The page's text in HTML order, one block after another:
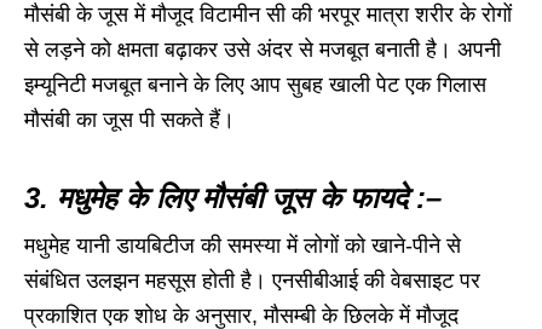
मौसंबी के जूस में मौजूद विटामीन सी की भरपूर मात्रा शरीर के रोगों
से लड़ने को क्षमता बढ़ाकर उसे अंदर से मजबूत बनाती है। अपनी
इम्यूनिटी मजबूत बनाने के लिए आप सुबह खाली पेट एक गिलास
मौसंबी का जूस पी सकते हैं।
3. मधुमेह के लिए मौसंबी जूस के फायदे :–
मधुमेह यानी डायबिटीज की समस्या में लोगों को खाने-पीने से
संबंधित उलझन महसूस होती है। एनसीबीआई की वेबसाइट पर
प्रकाशित एक शोध के अनुसार, मौसम्बी के छिलके में मौजूद